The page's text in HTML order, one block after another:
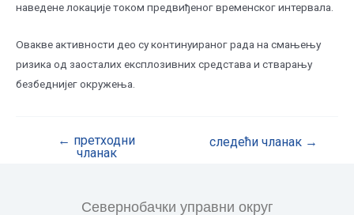
наведене локације током предвиђеног временског интервала.
Овакве активности део су континуираног рада на смањењу
ризика од заосталих експлозивних средстава и стварању
безбеднијег окружења.
← претходни
чланак
следећи чланак →
Севернобачки управни округ